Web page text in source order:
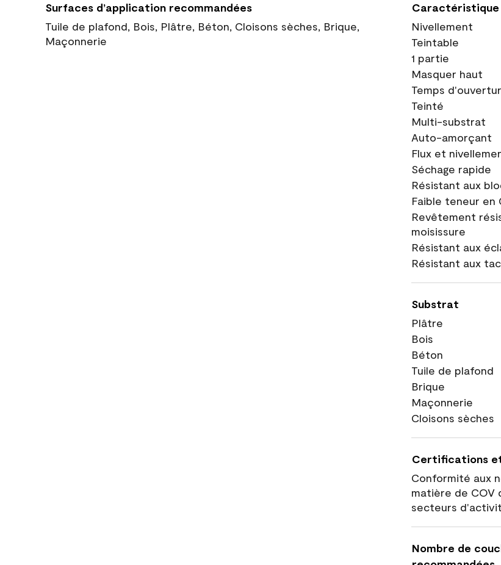
Surfaces d’application recommandées
Tuile de plafond, Bois, Plâtre, Béton, Cloisons sèches, Brique,
Maçonnerie
Caractéristique
Nivellement
Teintable
1 partie
Masquer haut
Temps
Teinté
Multi-substrat
Auto-amorçant
Flux et
Séchage rapide
Résistant aux
Faible teneur en
Revêtement
moisissure
Résistant aux
Résistant aux
Substrat
Plâtre
Bois
Béton
Tuile de plafond
Brique
Maçonnerie
Cloisons sèches
Certifications
Conformité aux
matière de COV
secteurs
Nombre de